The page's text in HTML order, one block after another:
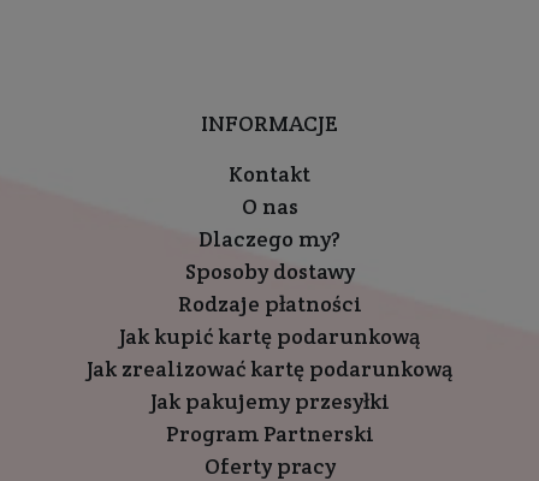
INFORMACJE
Kontakt
O nas
Dlaczego my?
Sposoby dostawy
Rodzaje płatności
Jak kupić kartę podarunkową
Jak zrealizować kartę podarunkową
Jak pakujemy przesyłki
Program Partnerski
Oferty pracy